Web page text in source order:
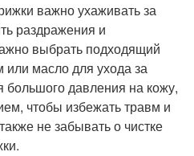
важно ухаживать за
раздражения и
выбрать подходящий
масло для ухода за
большого давления на кожу,
чтобы избежать травм и
не забывать о чистке